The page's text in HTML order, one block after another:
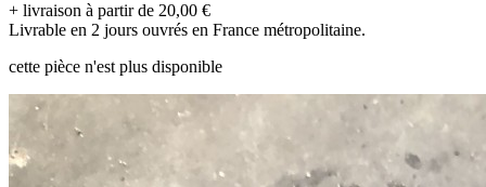
+ livraison à partir de 20,00 €
Livrable en 2 jours ouvrés en France métropolitaine.
cette pièce n'est plus disponible